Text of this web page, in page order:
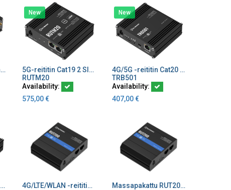
4G/5G/WLAN -reititin Cat20 2 SIM paikkaa, GPS, load balancing
New
Add to Cart
5G-reititin Cat19 2 SIM paikkaa eSIM WiFi Global version
RUTM20
Availability:
575,00€
New
Add to Cart
4G/5G -reititin Cat20 2x I/O 2xEthernet
TRB501
Availability:
407,00€
5G/4G -modeemi Cat1 USB (kopio)
Add to Cart
4G/LTE/WLAN -reititin Cat4 1 SIM paikka, ulkoiset antennit
Add to Cart
Massapakattu RUT200 reititin, tilausmäärä 25 kpl